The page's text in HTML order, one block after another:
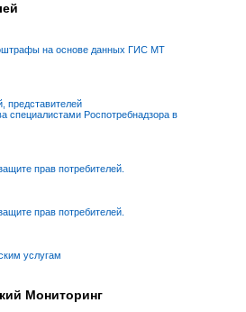
на основе данных ГИС МТ
представителей
специалистами Роспотребнадзора в
прав потребителей.
прав потребителей.
услугам
Мониторинг